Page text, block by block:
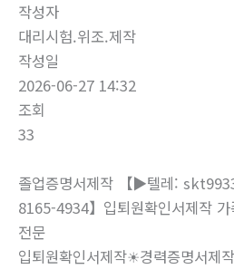
작성자
대리시험.위조.제작
작성일
2026-06-27 14:32
조회
33
졸업증명서제작 【▶텔레:
8165-4934】입퇴원확인서제작
전문
입퇴원확인서제작☀경력증명서